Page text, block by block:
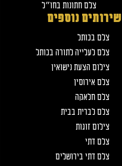
צלם חתונות בחו״ל
שירותים נוספים
צלם בכותל
צלם לעלייה לתורה בכותל
צילום הצעת נישואין
צלם אירוסין
צלם חלאקה
צלם לברית בבית
צילום זוגות
צלם דתי
צלם דתי בירושלים